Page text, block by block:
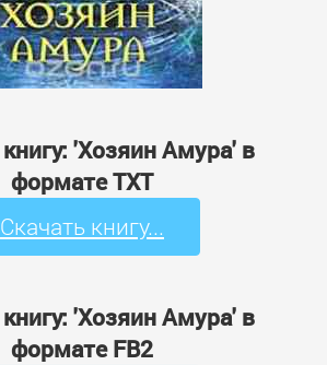
'Хозяин Амура' в
формате TXT
Скачать книгу...
'Хозяин Амура' в
формате FB2